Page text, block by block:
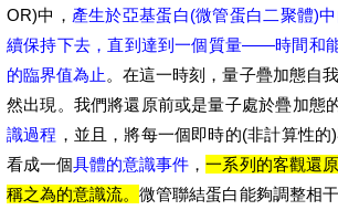
OR)中， 產生於亞基蛋白(微管蛋白二聚體)
續保持下去，直到達到一個質量——時間和
的臨界值為止 。在這一時刻，量子疊加態自
然出現。我們將還原前或是量子處於疊加態
識過程 ，並且，將每一個即時的(非計算性
看成一個具體的意識事件 ，一系列的客觀還
稱之為的意識流。微管聯結蛋白能夠調整相